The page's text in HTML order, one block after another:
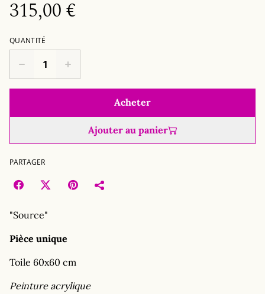
315,00 €
QUANTITÉ
Acheter
Ajouter au panier
PARTAGER
"Source"
Pièce unique
Toile 60x60 cm
Peinture acrylique